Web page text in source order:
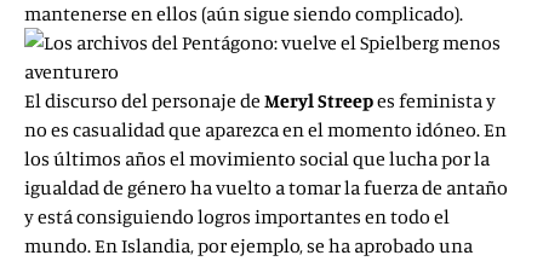
mantenerse en ellos (aún sigue siendo complicado).
El discurso del personaje de Meryl Streepes feminista y
no es casualidad que aparezca en el momento idóneo. En
los últimos años el movimiento social que lucha por la
igualdad de género ha vuelto a tomar la fuerza de antaño
y está consiguiendo logros importantes en todo el
mundo. En Islandia, por ejemplo, se ha aprobado una